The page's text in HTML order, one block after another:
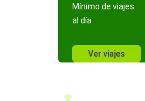
Mínimo de viajes
al día
Ver viajes